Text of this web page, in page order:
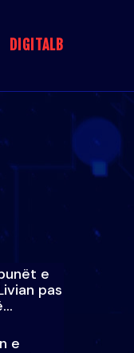
DIGITALB
e
pas
e